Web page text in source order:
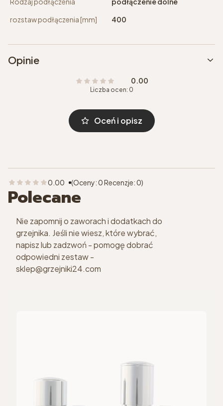
rozstaw podłączenia [mm]
400
Opinie
0.00
Liczba ocen: 0
Oceń i opisz
0.00 (Oceny: 0 Recenzje: 0)
Polecane
Nie zapomnij o zaworach i dodatkach do
grzejnika. Jeśli nie wiesz, które wybrać,
napisz lub zadzwoń - pomogę dobrać
odpowiedni zestaw -
sklep@grzejniki24.com